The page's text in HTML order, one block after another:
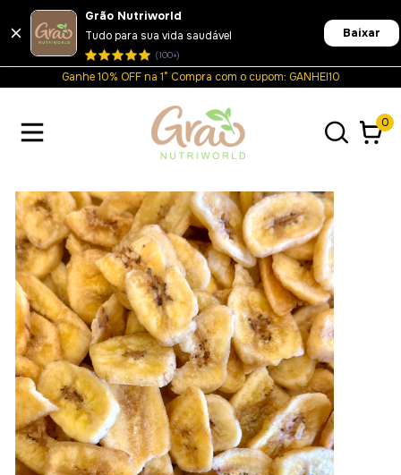
Grão Nutriworld
Tudo para sua vida saudável
(100+)
Baixar
Ganhe 10% OFF na 1° Compra com o cupom: GANHEI10
0